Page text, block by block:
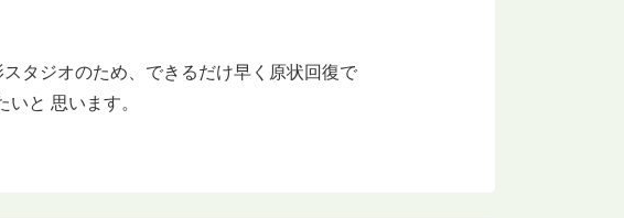
タジオのため、できるだけ早く原状回復で
と 思います。